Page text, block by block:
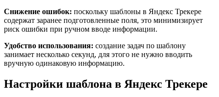
Снижение ошибок: поскольку шаблоны в Яндекс Трекере
содержат заранее подготовленные поля, это минимизирует
риск ошибки при ручном вводе информации.
Удобство использования: создание задач по шаблону
занимает несколько секунд, для этого не нужно вводить
вручную одинаковую информацию.
Настройки шаблона в Яндекс Трекере